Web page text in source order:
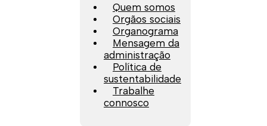
Quem somos
Orgãos sociais
Organograma
Mensagem da
administração
Política de
sustentabilidade
Trabalhe
connosco